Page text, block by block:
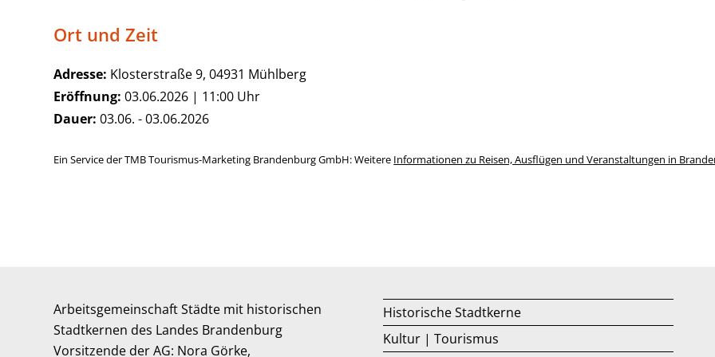
Ort und Zeit
Adresse: Klosterstraße 9, 04931 Mühlberg
Eröffnung: 03.06.2026 | 11:00 Uhr
Dauer: 03.06. - 03.06.2026
Ein Service der TMB Tourismus-Marketing Brandenburg GmbH: Weitere Informationen zu Reisen, Ausflügen und Veranstaltungen in
Arbeitsgemeinschaft Städte mit historischen
Stadtkernen des Landes Brandenburg
Vorsitzende der AG: Nora Görke,
Historische Stadtkerne
Kultur | Tourismus